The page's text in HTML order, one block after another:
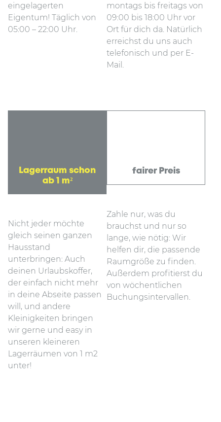
eingelagerten
Eigentum! Täglich von
05:00 – 22:00 Uhr.
montags bis freitags von
09:00 bis 18:00 Uhr vor
Ort für dich da. Natürlich
erreichst du uns auch
telefonisch und per E-
Mail.
Lagerraum schon
ab 1 m²
Nicht jeder möchte
gleich seinen ganzen
Hausstand
unterbringen: Auch
deinen Urlaubskoffer,
der einfach nicht mehr
in deine Abseite passen
will, und andere
Kleinigkeiten bringen
wir gerne und easy in
unseren kleineren
Lagerräumen von 1 m2
unter!
fairer Preis
Zahle nur, was du
brauchst und nur so
lange, wie nötig: Wir
helfen dir, die passende
Raumgröße zu finden.
Außerdem profitierst du
von wöchentlichen
Buchungsintervallen.